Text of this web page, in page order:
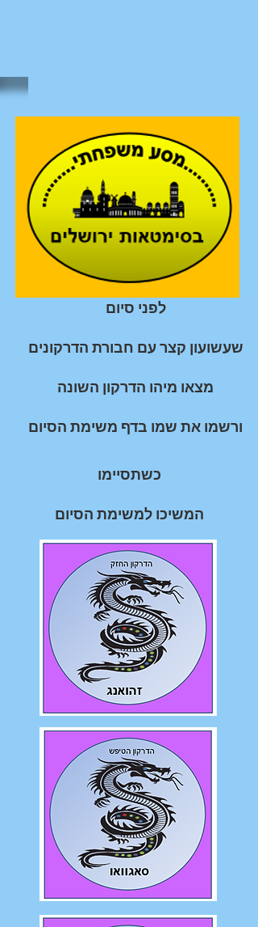
לפני סיום
שעשועון קצר עם חבורת הדרקונים
מצאו מיהו הדרקון השונה
ורשמו את שמו בדף משימת הסיום
כשתסיימו
המשיכו למשימת הסיום